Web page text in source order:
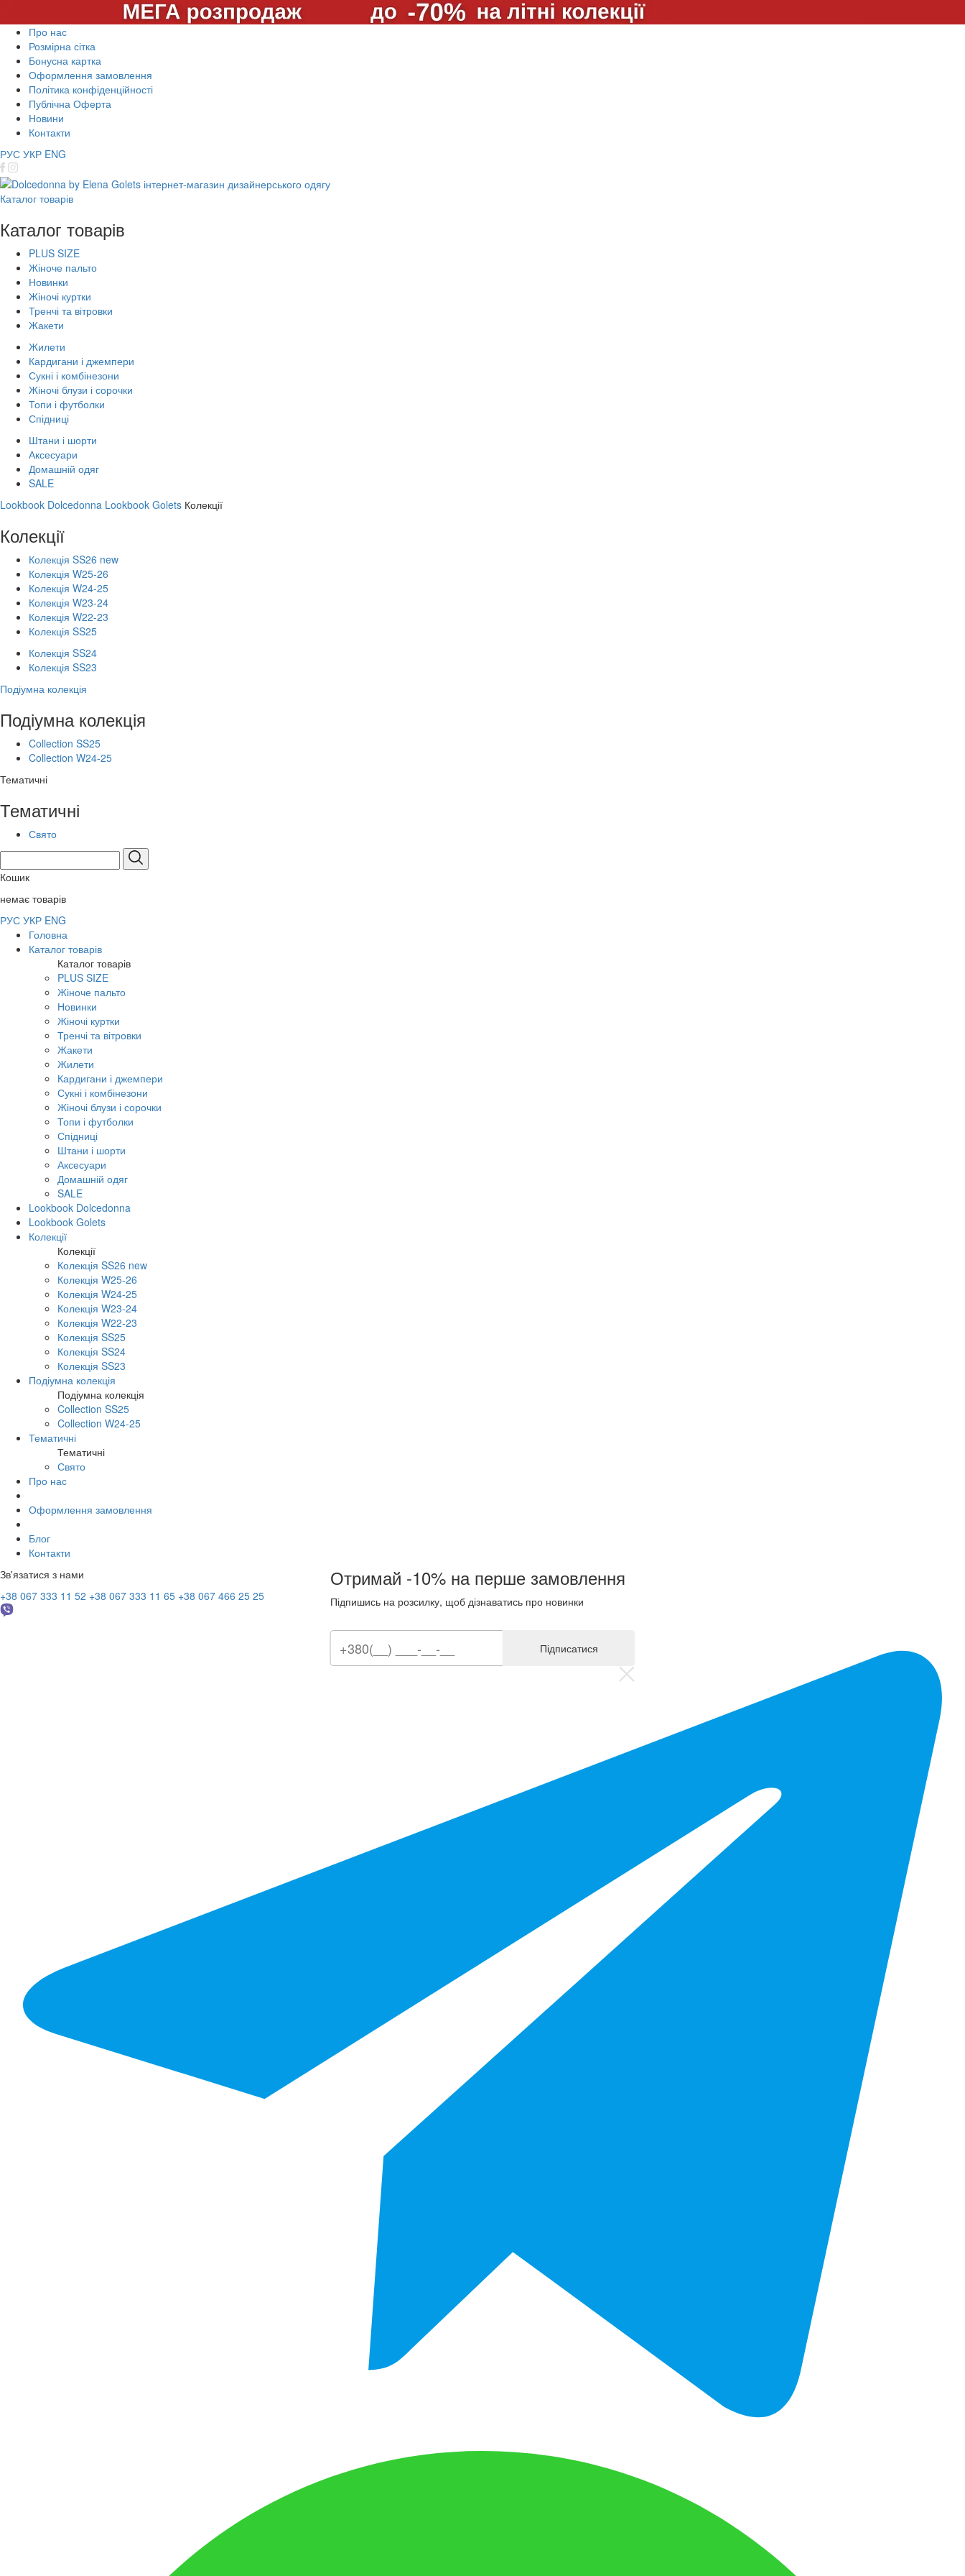
Про нас
Розмірна сітка
Бонусна картка
Оформлення замовлення
Політика конфіденційності
Публічна Оферта
Новини
Контакти
РУС УКР ENG
Каталог товарів
Каталог товарів
PLUS SIZE
Жіноче пальто
Новинки
Жіночі куртки
Тренчі та вітровки
Жакети
Жилети
Кардигани і джемпери
Сукні і комбінезони
Жіночі блузи і сорочки
Топи і футболки
Спідниці
Штани і шорти
Аксесуари
Домашній одяг
SALE
Lookbook Dolcedonna Lookbook Golets Колекції
Колекції
Колекція SS26 new
Колекція W25-26
Колекція W24-25
Колекція W23-24
Колекція W22-23
Колекція SS25
Колекція SS24
Колекція SS23
Подіумна колекція
Подіумна колекція
Collection SS25
Collection W24-25
Тематичні
Тематичні
Свято
Кошик
немає товарів
РУС УКР ENG
Головна
Каталог товарів
Каталог товарів
PLUS SIZE
Жіноче пальто
Новинки
Жіночі куртки
Тренчі та вітровки
Жакети
Жилети
Кардигани і джемпери
Сукні і комбінезони
Жіночі блузи і сорочки
Топи і футболки
Спідниці
Штани і шорти
Аксесуари
Домашній одяг
SALE
Lookbook Dolcedonna
Lookbook Golets
Колекції
Колекції
Колекція SS26 new
Колекція W25-26
Колекція W24-25
Колекція W23-24
Колекція W22-23
Колекція SS25
Колекція SS24
Колекція SS23
Подіумна колекція
Подіумна колекція
Collection SS25
Collection W24-25
Тематичні
Тематичні
Свято
Про нас
Оформлення замовлення
Блог
Контакти
Зв'язатися з нами
+38 067 333 11 52 +38 067 333 11 65 +38 067 466 25 25
Отримай -10% на перше замовлення
Підпишись на розсилку, щоб дізнаватись про новинки
Підписатися